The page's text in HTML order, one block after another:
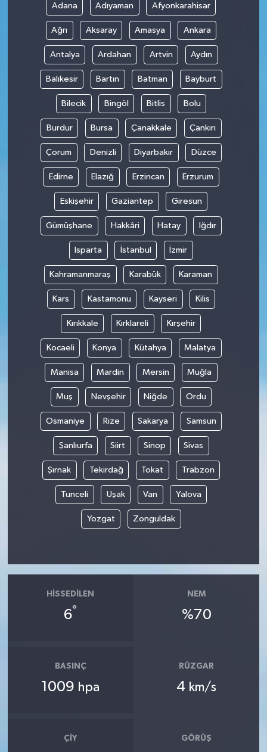
Adana Adıyaman Afyonkarahisar
Ağrı Aksaray Amasya Ankara
Antalya Ardahan Artvin Aydın
Balıkesir Bartın Batman Bayburt
Bilecik Bingöl Bitlis Bolu
Burdur Bursa Çanakkale Çankırı
Çorum Denizli Diyarbakır Düzce
Edirne Elazığ Erzincan Erzurum
Eskişehir Gaziantep Giresun
Gümüşhane Hakkâri Hatay Iğdır
Isparta İstanbul İzmir
Kahramanmaraş Karabük Karaman
Kars Kastamonu Kayseri Kilis
Kırıkkale Kırklareli Kırşehir
Kocaeli Konya Kütahya Malatya
Manisa Mardin Mersin Muğla
Muş Nevşehir Niğde Ordu
Osmaniye Rize Sakarya Samsun
Şanlıurfa Siirt Sinop Sivas
Şırnak Tekirdağ Tokat Trabzon
Tunceli Uşak Van Yalova
Yozgat Zonguldak
HISSEDILEN
6°
NEM
%70
BASINÇ
1009 hpa
RÜZGAR
4 km/s
ÇIY GÖRÜŞ